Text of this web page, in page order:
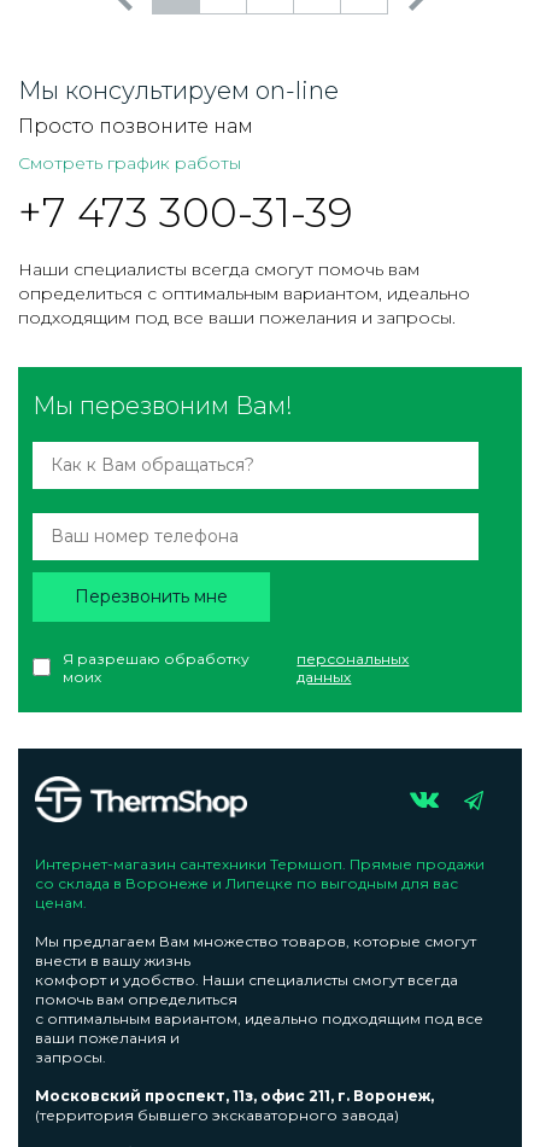
Мы консультируем on-line
Просто позвоните нам
Смотреть график работы
+7 473 300-31-39
Наши специалисты всегда смогут помочь вам
определиться с оптимальным вариантом, идеально
подходящим под все ваши пожелания и запросы.
Мы перезвоним Вам!
Я разрешаю обработку
моих
персональных
данных
Перезвонить мне
Интернет-магазин сантехники Термшоп. Прямые продажи
со склада в Воронеже и Липецке по выгодным для вас
ценам.
Мы предлагаем Вам множество товаров, которые смогут
внести в вашу жизнь
комфорт и удобство. Наши специалисты смогут всегда
помочь вам определиться
с оптимальным вариантом, идеально подходящим под все
ваши пожелания и
запросы.
Московский проспект, 11з, офис 211, г. Воронеж,
(территория бывшего экскаваторного завода)